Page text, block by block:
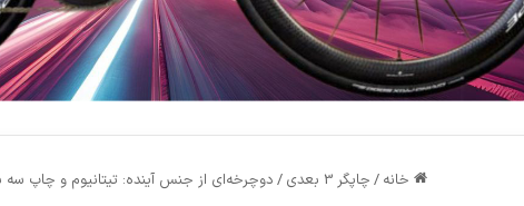
خانه / چاپگر 3 بعدی / دوچرخه‌ای از جنس آینده: تیتانیوم و چاپ